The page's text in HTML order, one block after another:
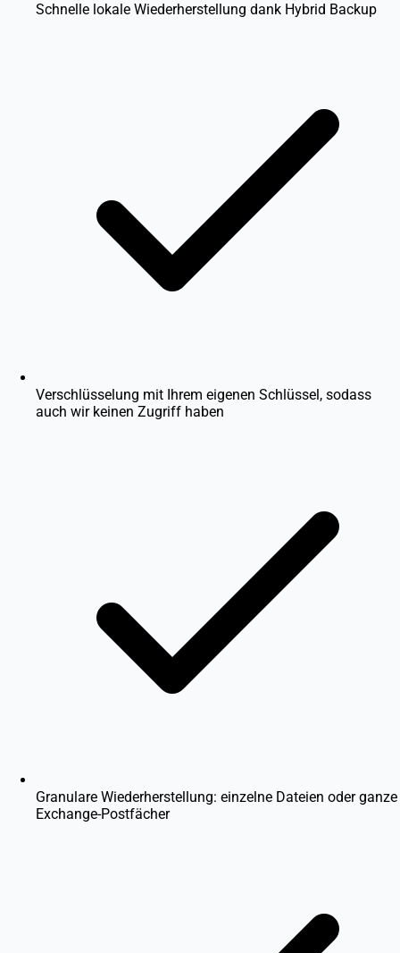
Schnelle lokale Wiederherstellung dank Hybrid Backup
Verschlüsselung mit Ihrem eigenen Schlüssel, sodass
auch wir keinen Zugriff haben
Granulare Wiederherstellung: einzelne Dateien oder ganze
Exchange-Postfächer